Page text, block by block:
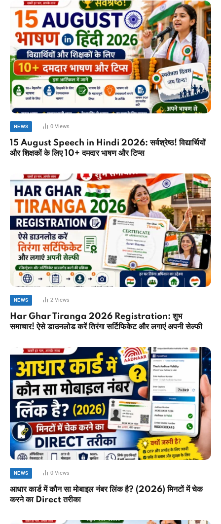
NEWS 0Views
15 August Speech in Hindi 2026: सर्वश्रेष्ठ! विद्यार्थियों
और शिक्षकों के लिए 10+ दमदार भाषण और टिप्स
NEWS 2Views
Har Ghar Tiranga 2026 Registration: शुभ
समाचार! ऐसे डाउनलोड करें तिरंगा सर्टिफिकेट और लगाएं अपनी सेल्फी
NEWS 0Views
आधार कार्ड में कौन सा मोबाइल नंबर लिंक है? (2026) मिनटों में चेक
करने का Direct तरीका